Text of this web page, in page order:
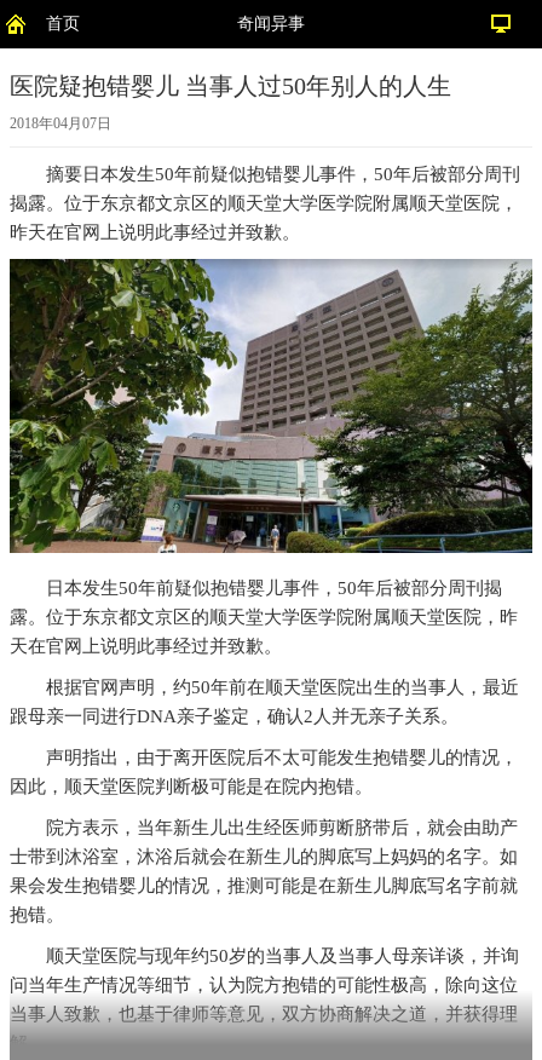
首页 奇闻异事
医院疑抱错婴儿 当事人过50年别人的人生
2018年04月07日
摘要日本发生50年前疑似抱错婴儿事件，50年后被部分周刊
揭露。位于东京都文京区的顺天堂大学医学院附属顺天堂医院，
昨天在官网上说明此事经过并致歉。
日本发生50年前疑似抱错婴儿事件，50年后被部分周刊揭
露。位于东京都文京区的顺天堂大学医学院附属顺天堂医院，昨
天在官网上说明此事经过并致歉。
根据官网声明，约50年前在顺天堂医院出生的当事人，最近
跟母亲一同进行DNA亲子鉴定，确认2人并无亲子关系。
声明指出，由于离开医院后不太可能发生抱错婴儿的情况，
因此，顺天堂医院判断极可能是在院内抱错。
院方表示，当年新生儿出生经医师剪断脐带后，就会由助产
士带到沐浴室，沐浴后就会在新生儿的脚底写上妈妈的名字。如
果会发生抱错婴儿的情况，推测可能是在新生儿脚底写名字前就
抱错。
顺天堂医院与现年约50岁的当事人及当事人母亲详谈，并询
问当年生产情况等细节，认为院方抱错的可能性极高，除向这位
当事人致歉，也基于律师等意见，双方协商解决之道，并获得理
解。